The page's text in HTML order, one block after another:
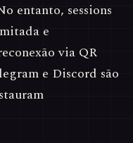
entanto, sessions
e
via QR
e Discord são